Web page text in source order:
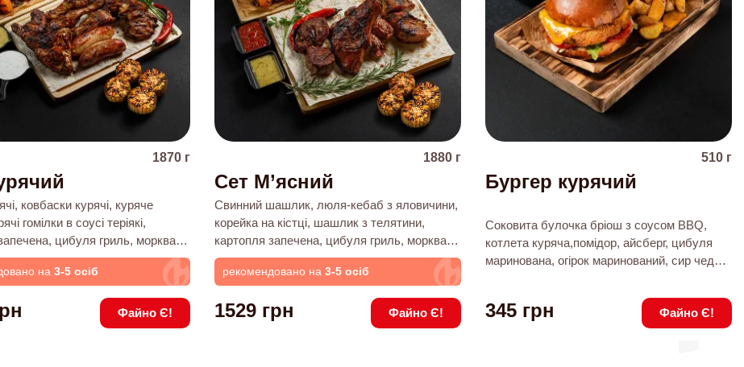
1870 г
ковбаски курячі, куряче
гомілки в соусі теріякі,
цибуля гриль, морква
запечений, кукурудза
по-корейськи, капуста
гірчичний та сметанковий
на 3-5 осіб
Файно Є!
1880 г
Сет М’ясний
Свинний шашлик, люля-кебаб з яловичини,
корейка на кістці, шашлик з телятини,
картопля запечена, цибуля гриль, морква
запечена, буряк запечений, кукурудза
гриль,морква по-корейськи, капуста
соуси: медово-гірчичний, аджика,
рекомендовано на 3-5 осіб
1529 грн Файно Є!
510 г
Бургер курячий
Соковита булочка бріош з соусом BBQ,
котлета куряча,помідор, айсберг, цибуля
маринована, огірок маринований, сир чедер,
345 грн Файно Є!